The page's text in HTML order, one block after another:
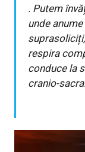
. Putem
unde
respira
conduce la
cranio-